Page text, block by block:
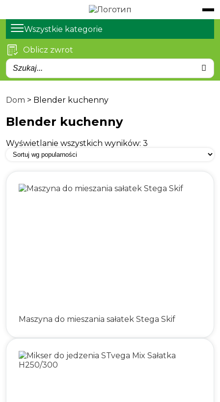
Katalog
Produkty
Domasław, Wrocławska
Wszystkie kategorie
Oblicz zwrot
Dom > Blender kuchenny
Blender kuchenny
Wyświetlanie wszystkich wyników: 3
Maszyna do mieszania sałatek Stega Skif